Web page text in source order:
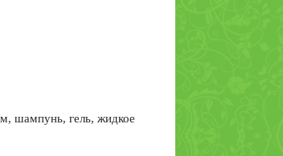
шампунь, гель, жидкое